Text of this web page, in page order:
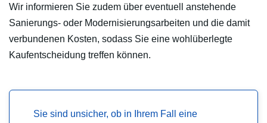
Wir informieren Sie zudem über eventuell anstehende
Sanierungs- oder Modernisierungsarbeiten und die damit
verbundenen Kosten, sodass Sie eine wohlüberlegte
Kaufentscheidung treffen können.
Sie sind unsicher, ob in Ihrem Fall eine